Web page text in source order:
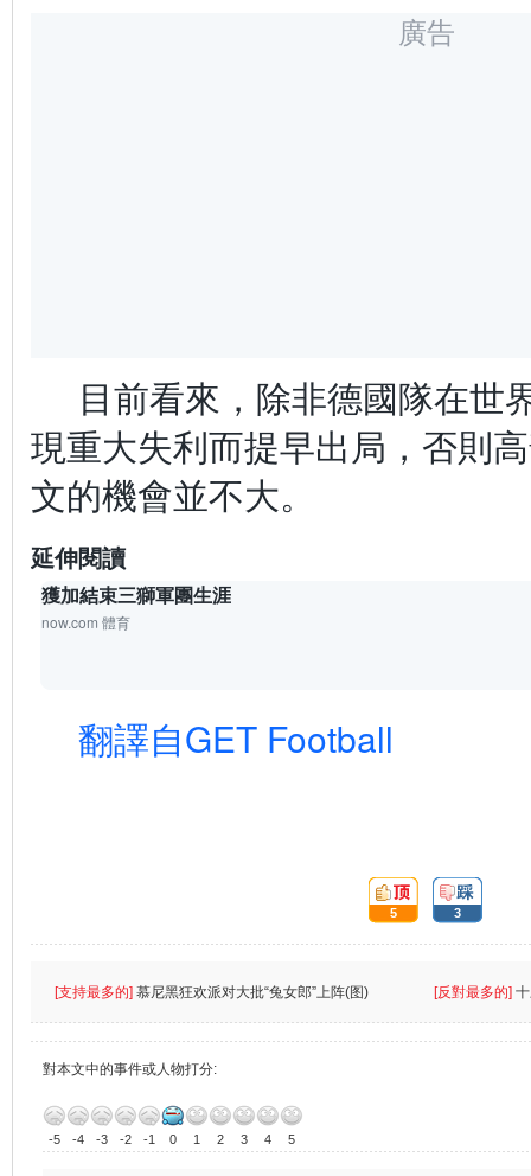
廣告
目前看來，除非德國隊在世
現重大失利而提早出局，否則
文的機會並不大。
延伸閱讀
獲加結束三獅軍團生涯
now.com 體育
翻譯自GET Football
頂:
5
踩:
3
[支持最多的] 慕尼黑狂欢派对大批“兔女郎”上阵(图) [反對最多的]
對本文中的事件或人物打分:
-5 -4 -3 -2 -1 0 1 2 3 4 5